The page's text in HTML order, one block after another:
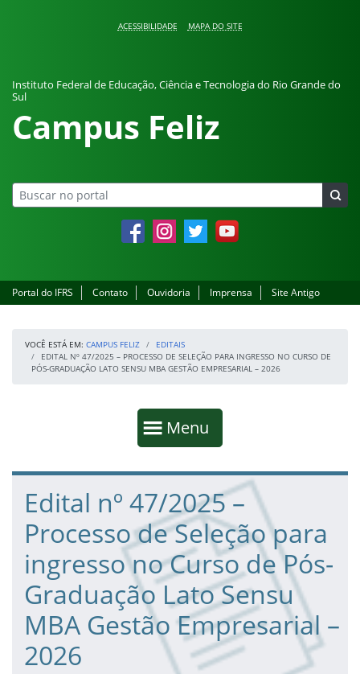
ACESSIBILIDADE MAPA DO SITE
Instituto Federal de Educação, Ciência e Tecnologia do Rio Grande do
Sul
Campus Feliz
FacebookInstagramTwitter YouTube
Portal do IFRS Contato Ouvidoria Imprensa Site Antigo
VOCÊ ESTÁ EM: CAMPUS FELIZ
EDITAIS
EDITAL Nº 47/2025 – PROCESSO DE SELEÇÃO PARA INGRESSO NO CURSO DE
PÓS-GRADUAÇÃO LATO SENSU MBA GESTÃO EMPRESARIAL – 2026
Mostrar
Menu
Fim da navegação
Início do conteúdo
Edital nº 47/2025 –
Processo de Seleção para
ingresso no Curso de Pós-
Graduação Lato Sensu
MBA Gestão Empresarial –
2026